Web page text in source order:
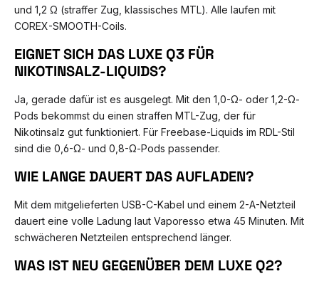
und 1,2 Ω (straffer Zug, klassisches MTL). Alle laufen mit
COREX-SMOOTH-Coils.
EIGNET SICH DAS LUXE Q3 FÜR
NIKOTINSALZ-LIQUIDS?
Ja, gerade dafür ist es ausgelegt. Mit den 1,0-Ω- oder 1,2-Ω-
Pods bekommst du einen straffen MTL-Zug, der für
Nikotinsalz gut funktioniert. Für Freebase-Liquids im RDL-Stil
sind die 0,6-Ω- und 0,8-Ω-Pods passender.
WIE LANGE DAUERT DAS AUFLADEN?
Mit dem mitgelieferten USB-C-Kabel und einem 2-A-Netzteil
dauert eine volle Ladung laut Vaporesso etwa 45 Minuten. Mit
schwächeren Netzteilen entsprechend länger.
WAS IST NEU GEGENÜBER DEM LUXE Q2?